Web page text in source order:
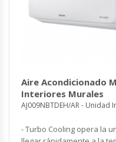
Aire Acondicionado
Interiores Murales
AJ009NBTDEH/AR -
- Turbo Cooling opera la